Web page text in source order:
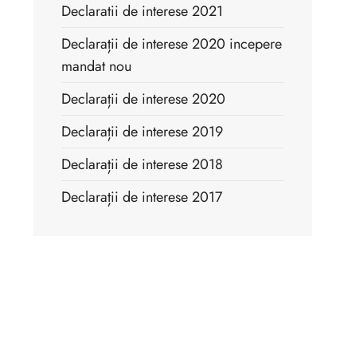
Declaratii de interese 2021
Declarații de interese 2020 incepere
mandat nou
Declarații de interese 2020
Declarații de interese 2019
Declarații de interese 2018
Declarații de interese 2017